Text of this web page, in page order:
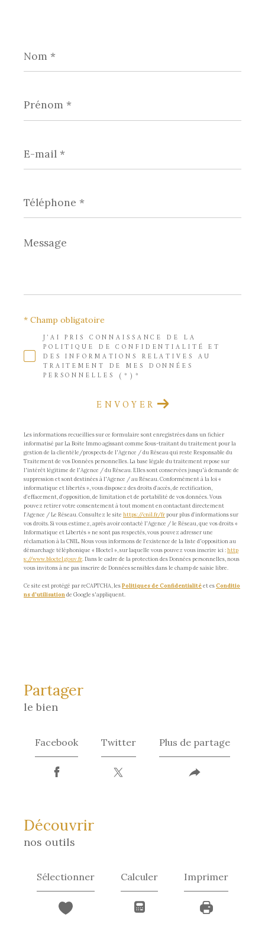
*
*
mail
*
*
Message
*
J'AI PRIS CONNAISSANCE DE LA
POLITIQUE DE CONFIDENTIALITÉ ET
DES INFORMATIONS RELATIVES AU
TRAITEMENT DE MES DONNÉES
PERSONNELLES (*)*
* Champ obligatoire
ENVOYER
Les informations recueillies sur ce formulaire sont enregistrées dans un fichier
informatisé par La Boite Immo agissant comme Sous-traitant du traitement pour la
gestion de la clientèle/prospects de l'Agence / du Réseau qui reste Responsable du
Traitement de vos Données personnelles. La base légale du traitement repose sur
l'intérêt légitime de l'Agence / du Réseau. Elles sont conservées jusqu'à demande de
suppression et sont destinées à l'Agence / au Réseau. Conformément à la loi «
informatique et libertés », vous disposez des droits d’accès, de rectification,
d’effacement, d’opposition, de limitation et de portabilité de vos données. Vous
pouvez retirer votre consentement à tout moment en contactant directement
l’Agence / Le Réseau. Consultez le site https://cnil.fr/frpour plus d’informations sur
vos droits. Si vous estimez, après avoir contacté l'Agence / le Réseau, que vos droits «
Informatique et Libertés » ne sont pas respectés, vous pouvez adresser une
réclamation à la CNIL. Nous vous informons de l’existence de la liste d'opposition au
démarchage téléphonique « Bloctel », sur laquelle vous pouvez vous inscrire ici :http
s://www.bloctel.gouv.fr . Dans le cadre de la protection des Données personnelles, nous
vous invitons à ne pas inscrire de Données sensibles dans le champ de saisie libre.
Ce site est protégé par reCAPTCHA, lesPolitiques de Confidentialitéet esConditio
ns d'utilisation de Google s'appliquent.
partager
le bien
Facebook Twitter Plus de partage
découvrir
nos outils
Sélectionner Calculer Imprimer